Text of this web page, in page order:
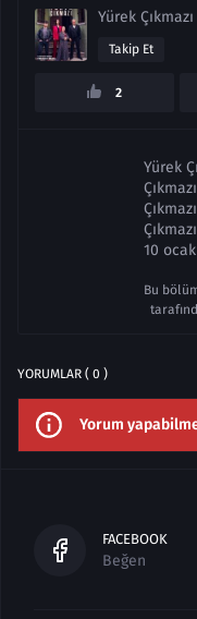
Yürek Çıkmazı
Takip Et
2
Yürek
10
Bu
YORUMLAR ( 0 )
Yorum
FACEBOOK
Beğen